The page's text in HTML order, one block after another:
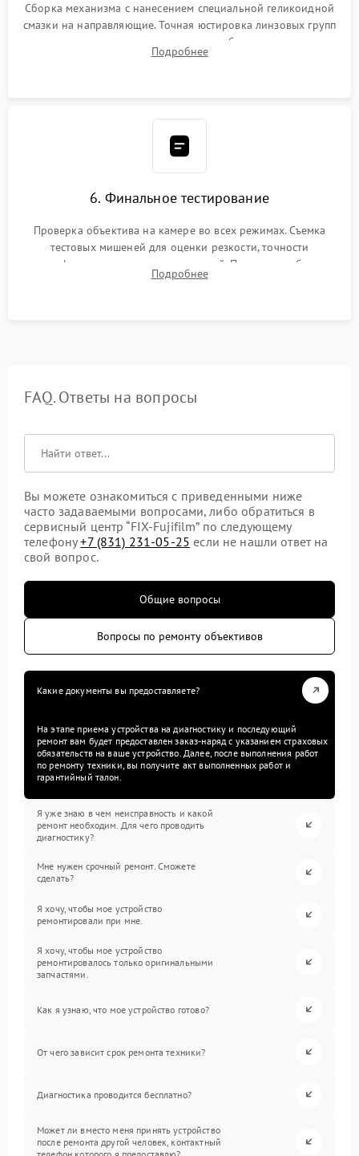
Сборка механизма с нанесением специальной геликоидной
смазки на направляющие. Точная юстировка линзовых групп
программным или механическим способом для устранения
бэк
Подробнее
6. Финальное тестирование
Проверка объектива на камере во всех режимах. Съемка
тестовых мишеней для оценки резкости, точности
автофокуса и отсутствия искажений. Проверка работы
диафрагмы на закрытых значениях и тестирование
Подробнее
FAQ. Ответы на вопросы
Вы можете ознакомиться с приведенными ниже
часто задаваемыми вопросами, либо обратиться в
сервисный центр “FIX-Fujifilm” по следующему
телефону+7 (831) 231-05-25 если не нашли ответ на
свой вопрос.
Общие вопросы
Вопросы по ремонту объективов
Какие документы вы предоставляете?
На этапе приема устройства на диагностику и последующий
ремонт вам будет предоставлен заказ-наряд с указанием страховых
обязательств на ваше устройство. Далее, после выполнения работ
по ремонту техники, вы получите акт выполненных работ и
гарантийный талон.
Я уже знаю в чем неисправность и какой
ремонт необходим. Для чего проводить
диагностику?
Мне нужен срочный ремонт. Сможете
сделать?
Я хочу, чтобы мое устройство
ремонтировали при мне.
Я хочу, чтобы мое устройство
ремонтировалось только оригинальными
запчастями.
Как я узнаю, что мое устройство готово?
От чего зависит срок ремонта техники?
Диагностика проводится бесплатно?
Может ли вместо меня принять устройство
после ремонта другой человек, контактный